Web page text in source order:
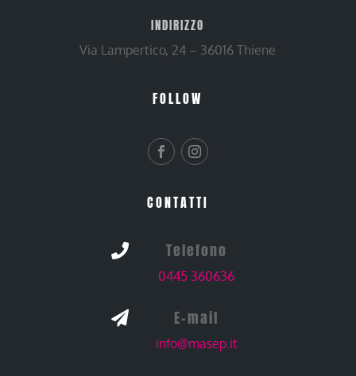
INDIRIZZO
Via Lampertico, 24 – 36016 Thiene
FOLLOW
CONTATTI
 Telefono
0445 360636
 E-mail
info@masep.it